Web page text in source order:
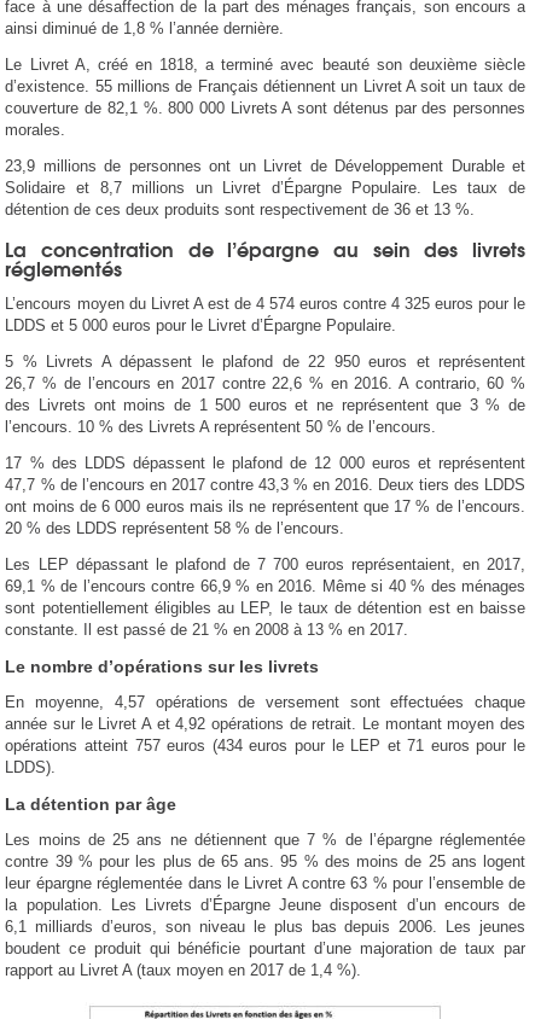
face à une désaffection de la part des ménages français, son encours a
ainsi diminué de 1,8 % l’année dernière.
Le Livret A, créé en 1818, a terminé avec beauté son deuxième siècle
d’existence. 55 millions de Français détiennent un Livret A soit un taux de
couverture de 82,1 %. 800 000 Livrets A sont détenus par des personnes
morales.
23,9 millions de personnes ont un Livret de Développement Durable et
Solidaire et 8,7 millions un Livret d’Épargne Populaire. Les taux de
détention de ces deux produits sont respectivement de 36 et 13 %.
La concentration de l’épargne au sein des livrets
réglementés
L’encours moyen du Livret A est de 4 574 euros contre 4 325 euros pour le
LDDS et 5 000 euros pour le Livret d’Épargne Populaire.
5 % Livrets A dépassent le plafond de 22 950 euros et représentent
26,7 % de l’encours en 2017 contre 22,6 % en 2016. A contrario, 60 %
des Livrets ont moins de 1 500 euros et ne représentent que 3 % de
l’encours. 10 % des Livrets A représentent 50 % de l’encours.
17 % des LDDS dépassent le plafond de 12 000 euros et représentent
47,7 % de l’encours en 2017 contre 43,3 % en 2016. Deux tiers des LDDS
ont moins de 6 000 euros mais ils ne représentent que 17 % de l’encours.
20 % des LDDS représentent 58 % de l’encours.
Les LEP dépassant le plafond de 7 700 euros représentaient, en 2017,
69,1 % de l’encours contre 66,9 % en 2016. Même si 40 % des ménages
sont potentiellement éligibles au LEP, le taux de détention est en baisse
constante. Il est passé de 21 % en 2008 à 13 % en 2017.
Le nombre d’opérations sur les livrets
En moyenne, 4,57 opérations de versement sont effectuées chaque
année sur le Livret A et 4,92 opérations de retrait. Le montant moyen des
opérations atteint 757 euros (434 euros pour le LEP et 71 euros pour le
LDDS).
La détention par âge
Les moins de 25 ans ne détiennent que 7 % de l’épargne réglementée
contre 39 % pour les plus de 65 ans. 95 % des moins de 25 ans logent
leur épargne réglementée dans le Livret A contre 63 % pour l’ensemble de
la population. Les Livrets d’Épargne Jeune disposent d’un encours de
6,1 milliards d’euros, son niveau le plus bas depuis 2006. Les jeunes
boudent ce produit qui bénéficie pourtant d’une majoration de taux par
rapport au Livret A (taux moyen en 2017 de 1,4 %).